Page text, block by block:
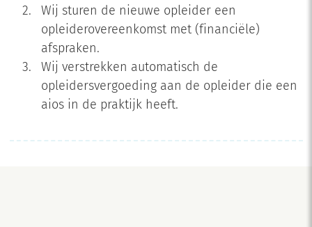
Wij sturen de nieuwe opleider een
opleiderovereenkomst met (financiële)
afspraken.
Wij verstrekken automatisch de
opleidersvergoeding aan de opleider die een
aios in de praktijk heeft.